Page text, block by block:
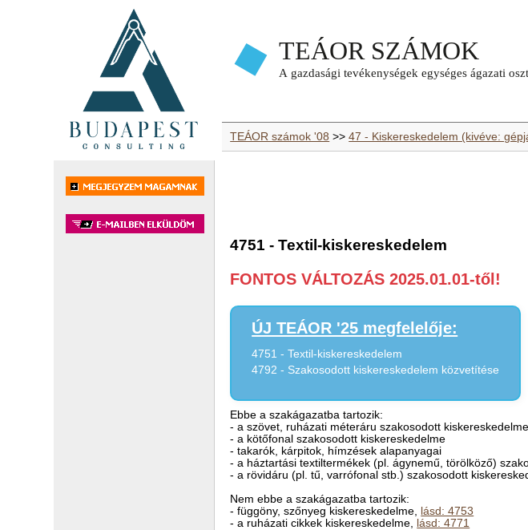
TEÁOR számok '08 >>47 - Kiskereskedelem (kivéve:
4751 - Textil-kiskereskedelem
FONTOS VÁLTOZÁS 2025.01.01-től!
ÚJ TEÁOR '25 megfelelője:
4751 - Textil-kiskereskedelem
4792 - Szakosodott kiskereskedelem közvetítése
Ebbe a szakágazatba tartozik:
- a szövet, ruházati méteráru szakosodott kiskereskedelme
- a kötőfonal szakosodott kiskereskedelme
- takarók, kárpitok, hímzések alapanyagai
- a háztartási textiltermékek (pl. ágynemű, törölköző)
- a rövidáru (pl. tű, varrófonal stb.) szakosodott
Nem ebbe a szakágazatba tartozik:
- függöny, szőnyeg kiskereskedelme, lásd: 4753
- a ruházati cikkek kiskereskedelme, lásd: 4771